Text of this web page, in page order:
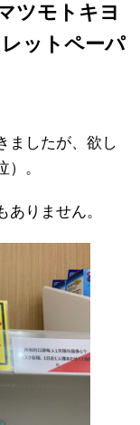
ツモトキヨ
ットペーパ
ましたが、欲し
。
りません。